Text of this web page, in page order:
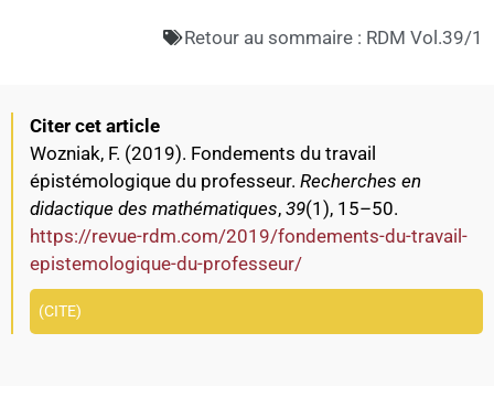
Retour au sommaire : RDM Vol.39/1
Citer cet article
Wozniak, F. (2019). Fondements du travail
épistémologique du professeur. Recherches en
didactique des mathématiques, 39(1), 15–50.
https://revue-rdm.com/2019/fondements-du-travail-
epistemologique-du-professeur/
CITE